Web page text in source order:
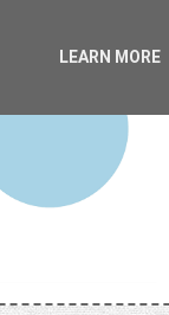
LEARN MORE